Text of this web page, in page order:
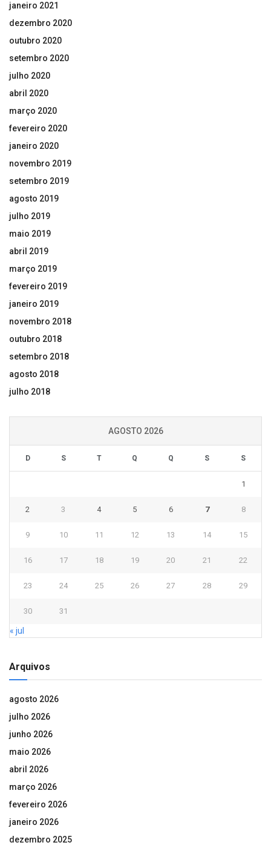
janeiro 2021
dezembro 2020
outubro 2020
setembro 2020
julho 2020
abril 2020
março 2020
fevereiro 2020
janeiro 2020
novembro 2019
setembro 2019
agosto 2019
julho 2019
maio 2019
abril 2019
março 2019
fevereiro 2019
janeiro 2019
novembro 2018
outubro 2018
setembro 2018
agosto 2018
julho 2018
AGOSTO 2026
D S T Q Q S S
1
2 3 4 5 6 7 8
9 10 11 12 13 14 15
16 17 18 19 20 21 22
23 24 25 26 27 28 29
30 31
« jul
Arquivos
agosto 2026
julho 2026
junho 2026
maio 2026
abril 2026
março 2026
fevereiro 2026
janeiro 2026
dezembro 2025